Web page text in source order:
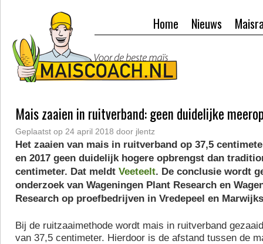
Nieuws
Home
Mais zaaien in ruitverband: geen duidelijke
Geplaatst op 24 april 2018 door jlentz
Het zaaien van mais in ruitverband op 37,5
en 2017 geen duidelijk hogere opbrengst dan
centimeter. Dat meldt Veeteelt. De conclusie wordt
onderzoek van Wageningen Plant Research en
Research op proefbedrijven in Vredepeel en
Bij de ruitzaaimethode wordt mais in ruitverband
van 37,5 centimeter. Hierdoor is de afstand tussen de